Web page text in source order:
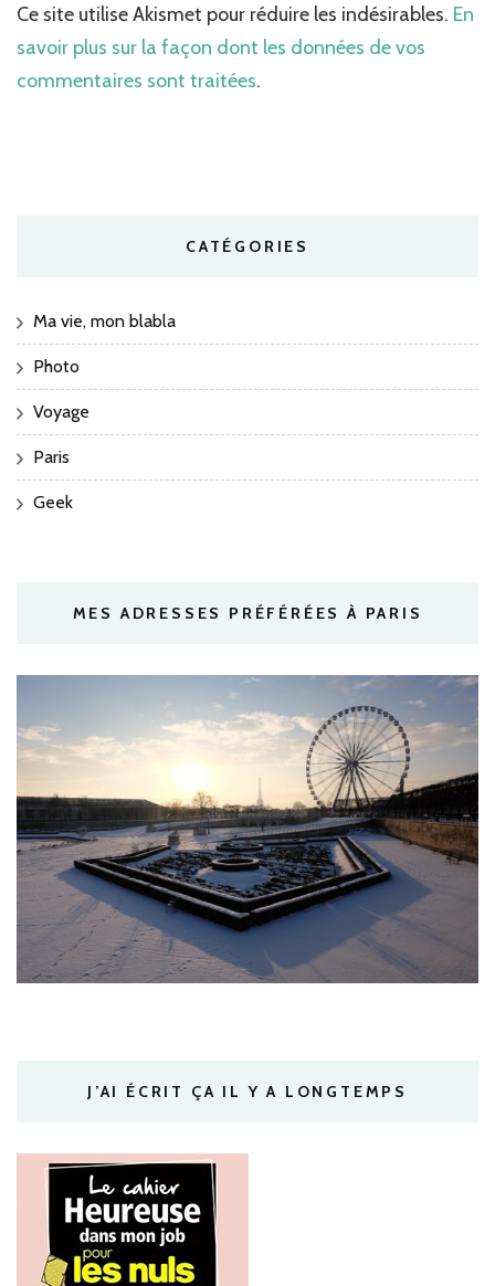
Ce site utilise Akismet pour réduire les indésirables. En
savoir plus sur la façon dont les données de vos
commentaires sont traitées.
CATÉGORIES
Ma vie, mon blabla
Photo
Voyage
Paris
Geek
MES ADRESSES PRÉFÉRÉES À PARIS
J’AI ÉCRIT ÇA IL Y A LONGTEMPS